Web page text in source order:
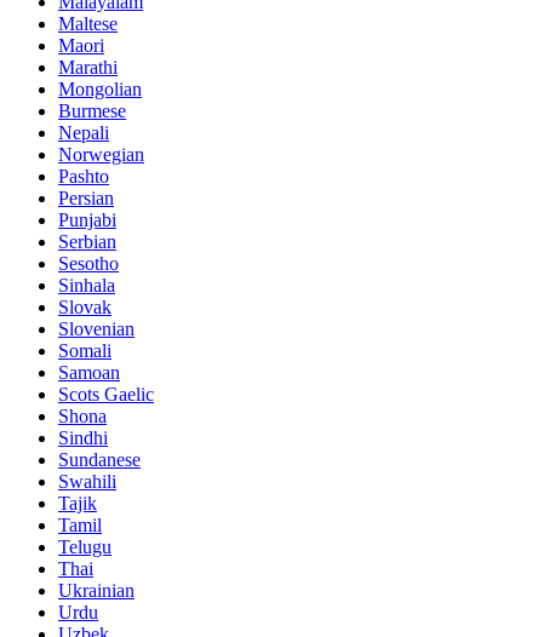
Maltese
Maori
Marathi
Mongolian
Burmese
Nepali
Norwegian
Pashto
Persian
Punjabi
Serbian
Sesotho
Sinhala
Slovak
Slovenian
Somali
Samoan
Scots Gaelic
Shona
Sindhi
Sundanese
Swahili
Tajik
Tamil
Telugu
Thai
Ukrainian
Urdu